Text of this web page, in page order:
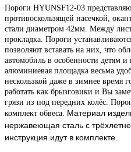
Пороги HYUNSF12-03
противоскользящей насечкой,
стали диаметром 42мм. Между
прокладка. Пороги
позволяют вставать на них, что
автомобиль в особенности
алюминиевая площадка весьма
нескользкой даже в зимнее время
работать как брызговики и Вы
грязи из под передних колёс.
комплект обвеса. Материал
нержавеющая сталь с
инструкция идут в комплекте.